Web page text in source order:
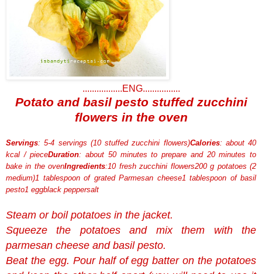
.................ENG................
Potato and basil pesto stuffed zucchini
flowers in the oven
Servings: 5-4 servings (10 stuffed zucchini flowers)Calories: about 40
kcal / pieceDuration: about 50 minutes to prepare and 20 minutes to
bake in the ovenIngredients: 10 fresh zucchini flowers200 g potatoes (2
medium)1 tablespoon of grated Parmesan cheese1 tablespoon of basil
pesto1 eggblack peppersalt
Steam or boil potatoes in the jacket.
Squeeze the potatoes and mix them with the
parmesan cheese and basil pesto.
Beat the egg. Pour half of egg batter on the potatoes